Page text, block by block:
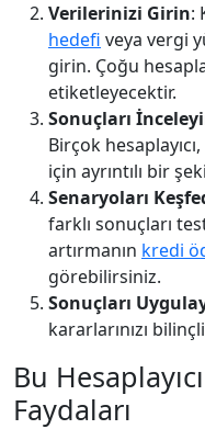
Verilerinizi Girin:
hedefi veya vergi
girin. Çoğu
etiketleyecektir.
Sonuçları
Birçok
için ayrıntılı bir
Senaryoları
farklı sonuçları
artırmanın kredi
görebilirsiniz.
Sonuçları
kararlarınızı
Bu
Faydaları